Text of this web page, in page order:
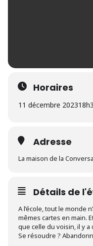
Horaires
11 décembre 2023
Adresse
La maison de la
Détails de
A l’école, tout le monde
mêmes cartes en main.
que celle du voisin, il y a
Se résoudre ?